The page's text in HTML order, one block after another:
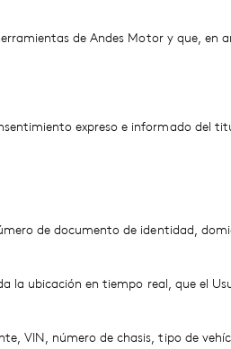
de Andes Motor y que, en
expreso e informado del
de documento de identidad,
ubicación en tiempo real, que el
VIN, número de chasis, tipo de